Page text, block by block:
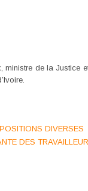
ministre de la Justice
DIVERSES
DES